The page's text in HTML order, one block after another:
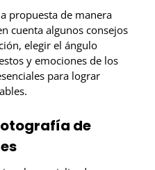
propuesta de manera
cuenta algunos consejos
elegir el ángulo
y emociones de los
para lograr
de